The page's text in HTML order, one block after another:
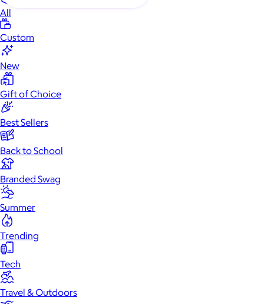
All
Custom
New
Gift of Choice
Best Sellers
Back to School
Branded Swag
Summer
Trending
Tech
Travel & Outdoors